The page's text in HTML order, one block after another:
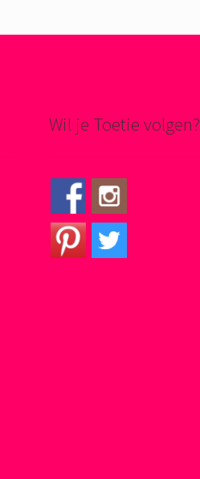
Wil je Toetie volgen?